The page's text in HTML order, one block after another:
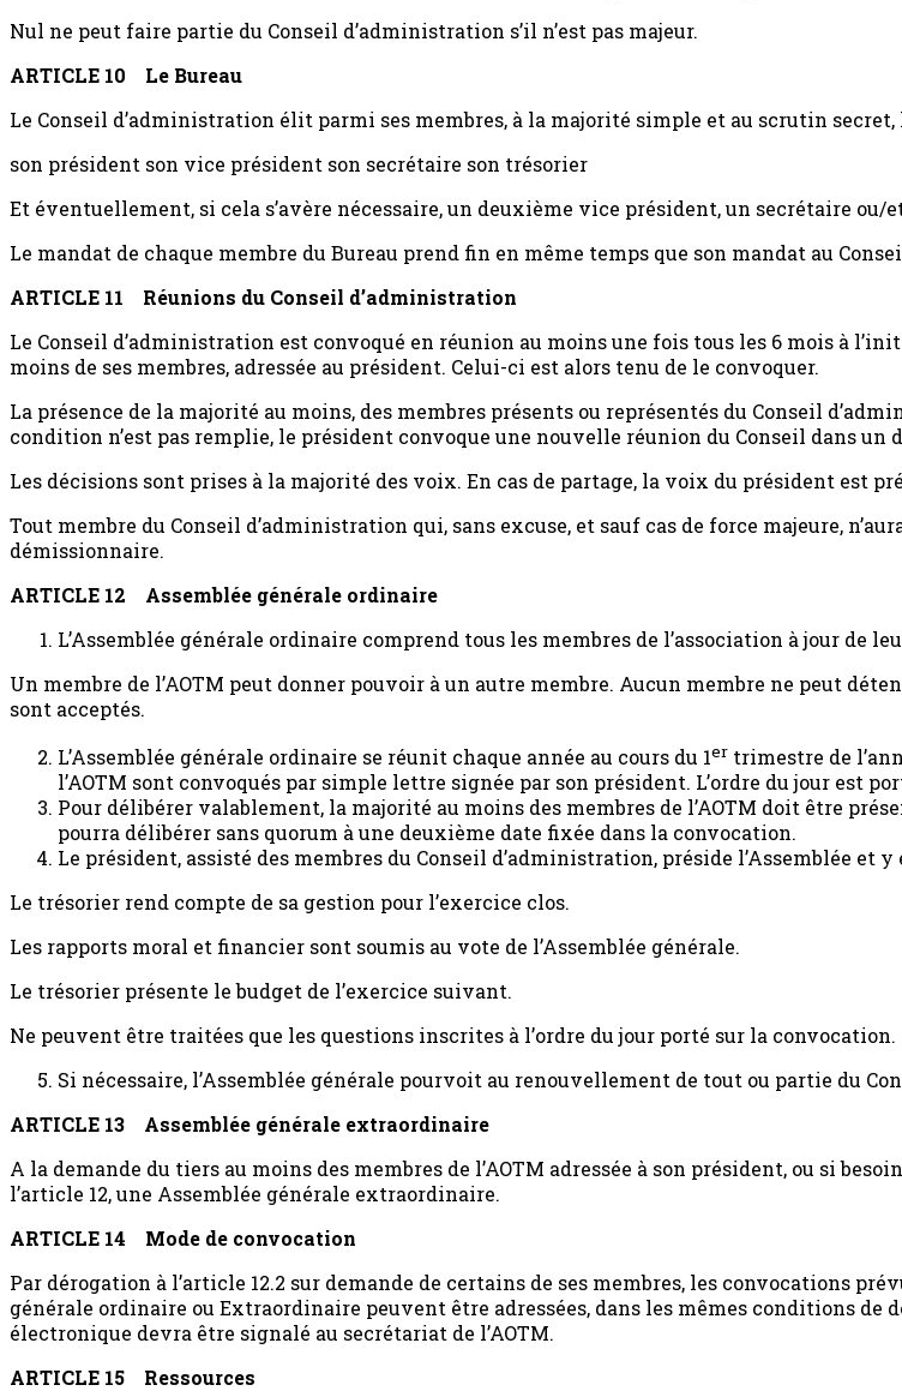
Nul ne peut faire partie du Conseil d’administration s’il n’est pas majeur.
ARTICLE 10 Le Bureau
Le Conseil d’administration élit parmi ses membres, à la majorité simple et au scrutin secret,
son président son vice président son secrétaire son trésorier
Et éventuellement, si cela s’avère nécessaire, un deuxième vice président, un secrétaire ou/
Le mandat de chaque membre du Bureau prend fin en même temps que son mandat au
ARTICLE 11 Réunions du Conseil d’administration
Le Conseil d’administration est convoqué en réunion au moins une fois tous les 6 mois à
moins de ses membres, adressée au président. Celui-ci est alors tenu de le convoquer.
La présence de la majorité au moins, des membres présents ou représentés du Conseil
condition n’est pas remplie, le président convoque une nouvelle réunion du Conseil dans un
Les décisions sont prises à la majorité des voix. En cas de partage, la voix du président est
Tout membre du Conseil d’administration qui, sans excuse, et sauf cas de force majeure,
démissionnaire.
ARTICLE 12 Assemblée générale ordinaire
L’Assemblée générale ordinaire comprend tous les membres de l’association à jour de
Un membre de l’AOTM peut donner pouvoir à un autre membre. Aucun membre ne peut
sont acceptés.
L’Assemblée générale ordinaire se réunit chaque année au cours du 1er trimestre de
l’AOTM sont convoqués par simple lettre signée par son président. L’ordre du jour est
Pour délibérer valablement, la majorité au moins des membres de l’AOTM doit être
pourra délibérer sans quorum à une deuxième date fixée dans la convocation.
Le président, assisté des membres du Conseil d’administration, préside l’Assemblée et
Le trésorier rend compte de sa gestion pour l’exercice clos.
Les rapports moral et financier sont soumis au vote de l’Assemblée générale.
Le trésorier présente le budget de l’exercice suivant.
Ne peuvent être traitées que les questions inscrites à l’ordre du jour porté sur la convocation.
Si nécessaire, l’Assemblée générale pourvoit au renouvellement de tout ou partie du
ARTICLE 13 Assemblée générale extraordinaire
A la demande du tiers au moins des membres de l’AOTM adressée à son président, ou si
l’article 12, une Assemblée générale extraordinaire.
ARTICLE 14 Mode de convocation
Par dérogation à l’article 12.2 sur demande de certains de ses membres, les convocations
générale ordinaire ou Extraordinaire peuvent être adressées, dans les mêmes conditions de
électronique devra être signalé au secrétariat de l’AOTM.
ARTICLE 15 Ressources